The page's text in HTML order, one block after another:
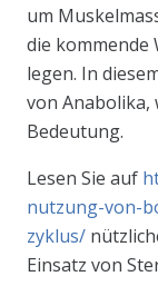
um
die kommende
legen. In
von Anabolika,
Bedeutung.
Lesen Sie auf
nutzung-von-
zyklus/
Einsatz von